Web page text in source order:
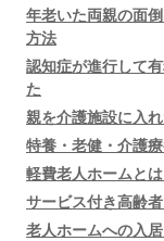
年老いた両親の面
方法
認知症が進行して
た
親を介護施設に入
特養・老健・介護
軽費老人ホームと
サービス付き高齢
老人ホームへの入